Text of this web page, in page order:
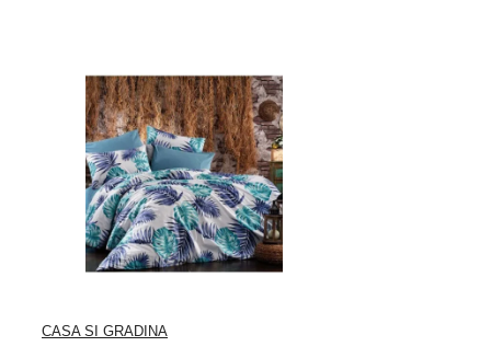
CASA SI GRADINA